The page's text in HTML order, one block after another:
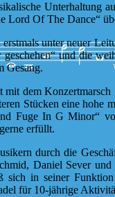
Of The Dance“
unter neuer
und die
Gesang.
dem
Stücken eine
Fuge In G Minor“
erfüllt.
durch die
Daniel Sever
in seiner
für 10-jährige